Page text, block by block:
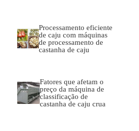
Processamento eficiente
de caju com máquinas
de processamento de
castanha de caju
Fatores que afetam o
preço da máquina de
classificação de
castanha de caju crua